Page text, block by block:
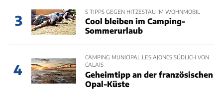
3
5 TIPPS GEGEN HITZESTAU IM WOHNMOBIL
Cool bleiben im Camping-
Sommerurlaub
4
CAMPING MUNICIPAL LES AJONCS SÜDLICH VON
CALAIS
Geheimtipp an der französischen
Opal-Küste